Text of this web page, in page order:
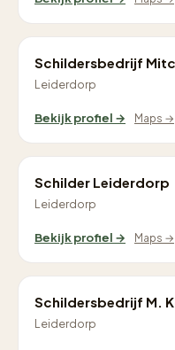
Schildersbedrijf
Leiderdorp
Bekijk profiel → Maps →
Schilder Leiderdorp
Leiderdorp
Bekijk profiel → Maps →
Schildersbedrijf M.
Leiderdorp